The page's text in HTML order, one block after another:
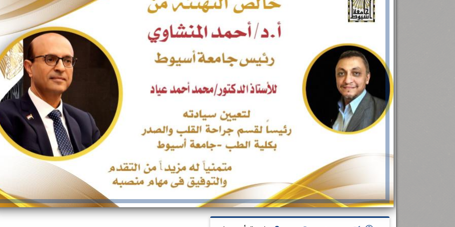
الدواء المصرية يشن حملة رقابية مكبرة
لضبط المنشآت الطبية المخالفة
والحنجرة ينجح في استئصال ورم خبيث
جديد بمستشفيات الجامعة